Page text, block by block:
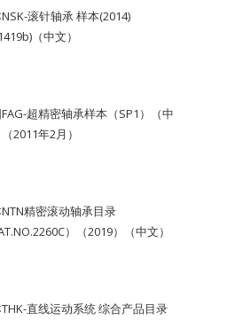
滚针轴承 样本(2014)
（中文）
超精密轴承样本（SP1）（中
2011年2月）
NTN精密滚动轴承目录
）（2019）（中文）
THK-直线运动系统 综合产品目录